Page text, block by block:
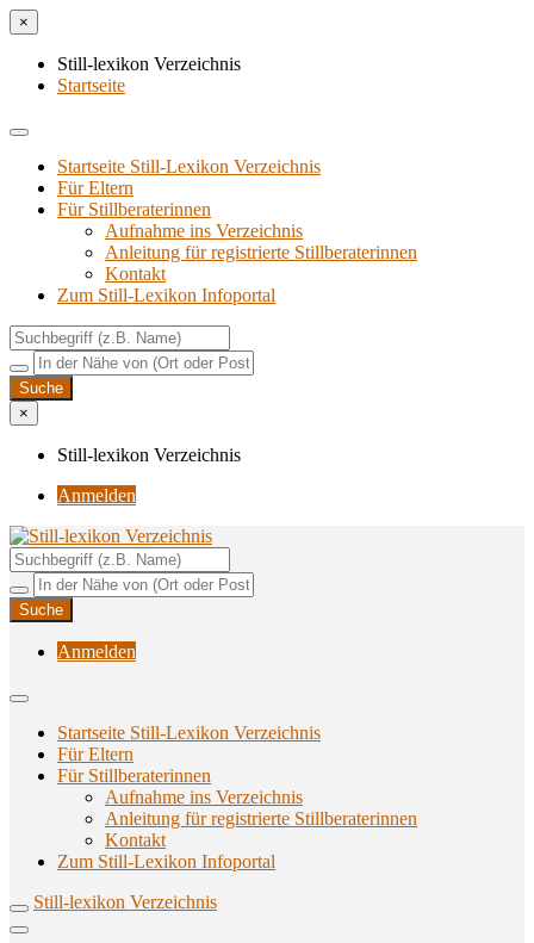
×
Still-lexikon Verzeichnis
Startseite
Startseite Still-Lexikon Verzeichnis
Für Eltern
Für Stillberaterinnen
Aufnahme ins Verzeichnis
Anlei­tung für regis­trier­te Stillberaterinnen
Kon­takt
Zum Still-Lexikon Infoportal
×
Still-lexikon Verzeichnis
Anmelden
Still-lexikon Verzeichnis
Unterstützungsangebote rund ums Stillen
Anmelden
Startseite Still-Lexikon Verzeichnis
Für Eltern
Für Stillberaterinnen
Aufnahme ins Verzeichnis
Anlei­tung für regis­trier­te Stillberaterinnen
Kon­takt
Zum Still-Lexikon Infoportal
Still-lexikon Verzeichnis